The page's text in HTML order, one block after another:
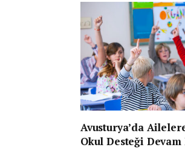
Avusturya’da
Okul Desteği